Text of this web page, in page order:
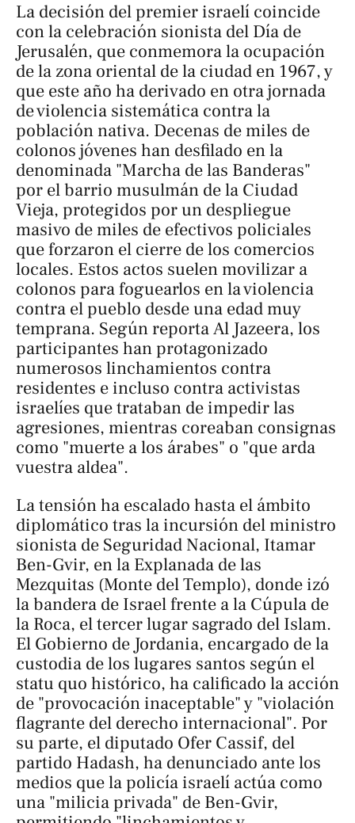
La decisión del premier israelí coincide
con la celebración sionista del Día de
Jerusalén, que conmemora la ocupación
de la zona oriental de la ciudad en 1967, y
que este año ha derivado en otra jornada
de violencia sistemática contra la
población nativa. Decenas de miles de
colonos jóvenes han desfilado en la
denominada "Marcha de las Banderas"
por el barrio musulmán de la Ciudad
Vieja, protegidos por un despliegue
masivo de miles de efectivos policiales
que forzaron el cierre de los comercios
locales. Estos actos suelen movilizar a
colonos para foguearlos en la violencia
contra el pueblo desde una edad muy
temprana. Según reportaAl Jazeera, los
participantes han protagonizado
numerosos linchamientos contra
residentes e incluso contra activistas
israelíes que trataban de impedir las
agresiones, mientras coreaban consignas
como "muerte a los árabes" o "que arda
vuestra aldea".
La tensión ha escalado hasta el ámbito
diplomático tras la incursión del ministro
sionista de Seguridad Nacional, Itamar
Ben-Gvir, en la Explanada de las
Mezquitas (Monte del Templo), donde izó
la bandera de Israel frente a la Cúpula de
la Roca, el tercer lugar sagrado del Islam.
El Gobierno de Jordania, encargado de la
custodia de los lugares santos según el
statu quo histórico, ha calificado la acción
de "provocación inaceptable" y "violación
flagrante del derecho internacional". Por
su parte, el diputado Ofer Cassif, del
partido Hadash, ha denunciado ante los
medios que la policía israelí actúa como
una "milicia privada" de Ben-Gvir,